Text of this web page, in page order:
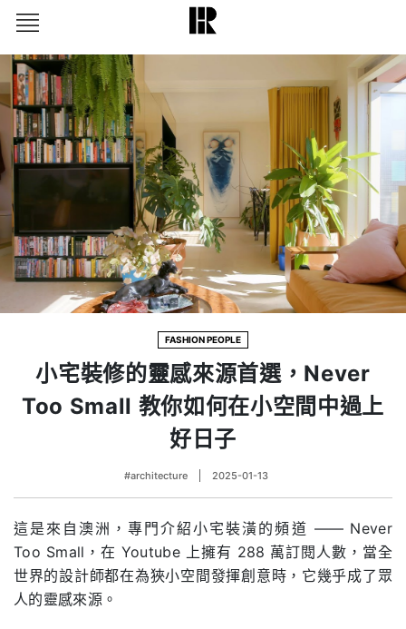
FASHION PEOPLE
小宅裝修的靈感來源首選，Never
Too Small 教你如何在小空間中過上
好日子
#architecture 2025-01-13
這是來自澳洲，專門介紹小宅裝潢的頻道 —— Never
Too Small，在 Youtube 上擁有 288 萬訂閱人數，當全
世界的設計師都在為狹小空間發揮創意時，它幾乎成了眾
人的靈感來源。